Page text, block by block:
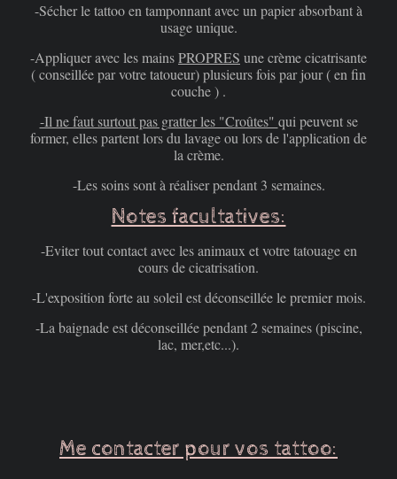
-Sécher le tattoo en tamponnant avec un papier absorbant à
usage unique.
-Appliquer avec les mainsPROPRES une crème cicatrisante
( conseillée par votre tatoueur) plusieurs fois par jour ( en fin
couche ) .
-Il ne faut surtout pas gratter les "Croûtes" qui peuvent se
former, elles partent lors du lavage ou lors de l'application de
la crème.
-Les soins sont à réaliser pendant 3 semaines.
Notes facultatives:
-Eviter tout contact avec les animaux et votre tatouage en
cours de cicatrisation.
-L'exposition forte au soleil est déconseillée le premier mois.
-La baignade est déconseillée pendant 2 semaines (piscine,
lac, mer,etc...).
Me contacter pour vos tattoo: